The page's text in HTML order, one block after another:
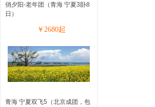
俏夕阳-老年团（青海 宁夏3卧8
日）
￥ 2680起
青海 宁夏双飞5（北京成团，包